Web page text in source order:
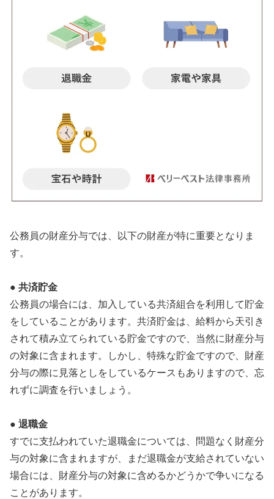
公務員の財産分与では、以下の財産が特に重要となりま
す。
● 共済貯金
公務員の場合には、加入している共済組合を利用して貯金
をしていることがあります。共済貯金は、給料から天引き
されて積み立てられている貯金ですので、当然に財産分与
の対象に含まれます。しかし、特殊な貯金ですので、財産
分与の際に見落としをしているケースもありますので、忘
れずに調査を行いましょう。
● 退職金
すでに支払われていた退職金については、問題なく財産分
与の対象に含まれますが、まだ退職金が支給されていない
場合には、財産分与の対象に含めるかどうかで争いになる
ことがあります。